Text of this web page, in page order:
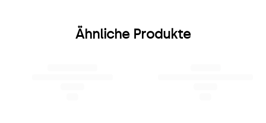
Ähnliche Produkte